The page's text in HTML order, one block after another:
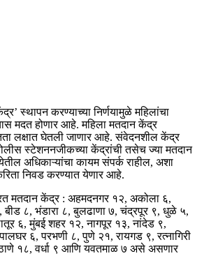
स्थापन करण्याच्या निर्णयामुळे महिलांचा
मदत होणार आहे. महिला मतदान केंद्र
लक्षात घेतली जाणार आहे. संवेदनशील केंद्र
स्टेशननजीकच्या केंद्रांची तसेच ज्या मतदान
अधिकाऱ्यांचा कायम संपर्क राहील, अशा
निवड करण्यात येणार आहे.
मतदान केंद्र : अहमदनगर १२, अकोला ६,
बीड ८, भंडारा ८, बुलढाणा ७, चंद्रपूर ९, धुळे ५,
६, मुंबई शहर १२, नागपूर १३, नांदेड ९,
६, परभणी ८, पुणे २१, रायगड ९, रत्नागिरी
१८, वर्धा ९ आणि यवतमाळ ७ असे असणार